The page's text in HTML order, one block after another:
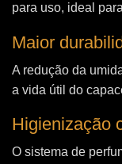
para uso, ideal
Maior
A redução da
a vida útil do
Higienização
O sistema de